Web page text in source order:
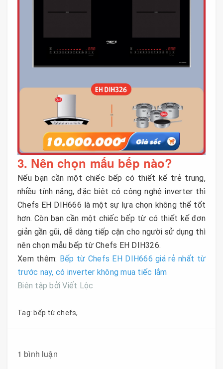
3. Nên chọn mấu bếp nào?
Nếu bạn cần một chiếc bếp có thiết kế trẻ trung,
nhiều tính năng, đặc biệt có công nghệ inverter thì
Chefs EH DIH666 là một sự lựa chọn không thể tốt
hơn. Còn bạn cần một chiếc bếp từ có thiết kế đơn
giản gần gũi, dễ dàng tiếp cận cho người sử dụng thì
nên chọn mẫu bếp từ Chefs EH DIH326.
Xem thêm: Bếp từ Chefs EH DIH666 giá rẻ nhất từ
trước nay, có inverter không mua tiếc lắm
Biên tập bởi Viết Lộc
Tag: bếp từ chefs,
1 bình luận